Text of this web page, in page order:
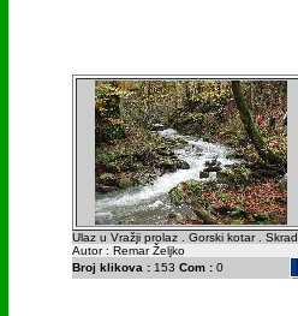
Ulaz u Vražji prolaz . Gorski kotar .
Autor : Remar Željko
Broj klikova :153 Com :0